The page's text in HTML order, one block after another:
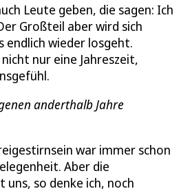
Leute geben, die sagen: Ich
Großteil aber wird sich
endlich wieder losgeht.
nur eine Jahreszeit,
anderthalb Jahre
war immer schon
Aber die
uns, so denke ich, noch